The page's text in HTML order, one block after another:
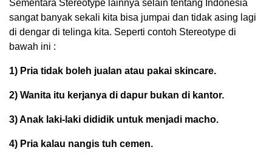
Sementara Stereotype lainnya selain tentang Indonesia
sangat banyak sekali kita bisa jumpai dan tidak asing lagi
di dengar di telinga kita. Seperti contoh Stereotype di
bawah ini :
1) Pria tidak boleh jualan atau pakai skincare.
2) Wanita itu kerjanya di dapur bukan di kantor.
3) Anak laki-laki dididik untuk menjadi macho.
4) Pria kalau nangis tuh cemen.